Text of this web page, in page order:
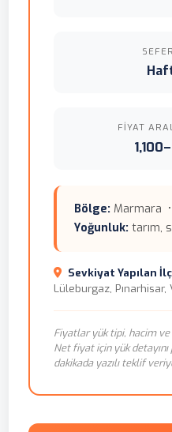
FIYAT
Bölge: Marmara •
Yoğunluk: tarım,
Sevkiyat Yapılan
Lüleburgaz, Pınarhisar,
Fiyatlar yük tipi, hacim
Net fiyat için yük
dakikada yazılı teklif